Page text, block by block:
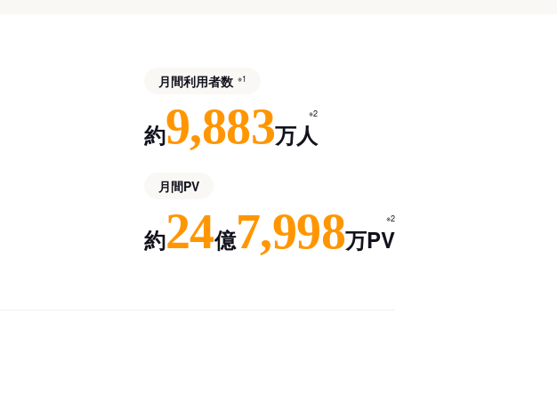
月間利用者数 ※1
約9,883万人
※2
月間PV
約24億7,998万PV
※2